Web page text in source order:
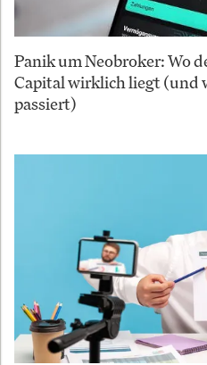
Panik um Neobroker: Wo
Capital wirklich liegt (und
passiert)